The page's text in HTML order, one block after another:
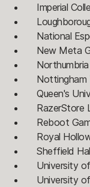
Imperial
National
New Meta
Nottingham
Queen's
RazerStore
Reboot
Royal
Sheffield
University
University